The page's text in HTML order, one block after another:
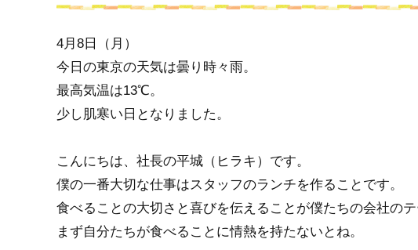
4月8日（月）
今日の東京の天気は曇り時々雨。
最高気温は13℃。
少し肌寒い日となりました。
こんにちは、社長の平城（ヒラキ）です。
僕の一番大切な仕事はスタッフのランチを作ることです。
食べることの大切さと喜びを伝えることが僕たちの会社のテ
まず自分たちが食べることに情熱を持たないとね。